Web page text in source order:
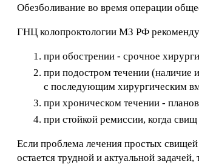
Обезболивание во время операции
ГНЦ колопроктологии МЗ РФ
при обострении - срочное
при подостром течении (наличие
с последующим хирургическим
при хроническом течении -
при стойкой ремиссии, когда
Если проблема лечения простых
остается трудной и актуальной